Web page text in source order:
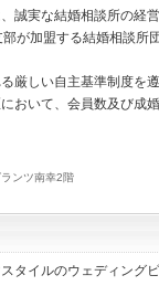
誠実な結婚相談所の経
が加盟する結婚相談所団
厳しい自主基準制度を遵
おいて、会員数及び成
ンツ南幸2階
タイルのウェディング